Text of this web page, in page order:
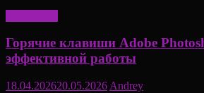
Горячие клавиши Adobe
эффективной работы
18.04.202620.05.2026 Andrey